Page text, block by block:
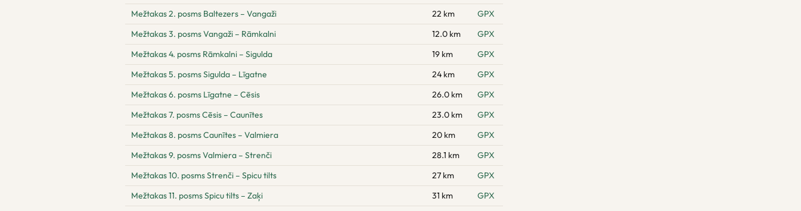
Mežtakas 2. posms Baltezers – Vangaži
22 km
GPX
Mežtakas 3. posms Vangaži – Rāmkalni
12.0 km
GPX
Mežtakas 4. posms Rāmkalni – Sigulda
19 km
GPX
Mežtakas 5. posms Sigulda – Līgatne
24 km
GPX
Mežtakas 6. posms Līgatne – Cēsis
26.0 km
GPX
Mežtakas 7. posms Cēsis – Caunītes
23.0 km
GPX
Mežtakas 8. posms Caunītes – Valmiera
20 km
GPX
Mežtakas 9. posms Valmiera – Strenči
28.1 km
GPX
Mežtakas 10. posms Strenči – Spicu tilts
27 km
GPX
Mežtakas 11. posms Spicu tilts – Zaķi
31 km
GPX